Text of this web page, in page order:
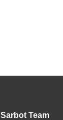
SarbotTeam